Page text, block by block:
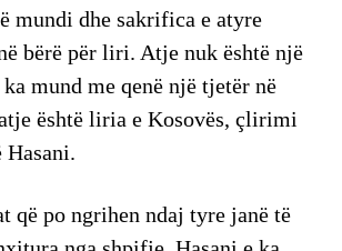
mundi dhe sakrifica e atyre
bërë për liri. Atje nuk është një
mund me qenë një tjetër në
është liria e Kosovës, çlirimi
Hasani.
që po ngrihen ndaj tyre janë të